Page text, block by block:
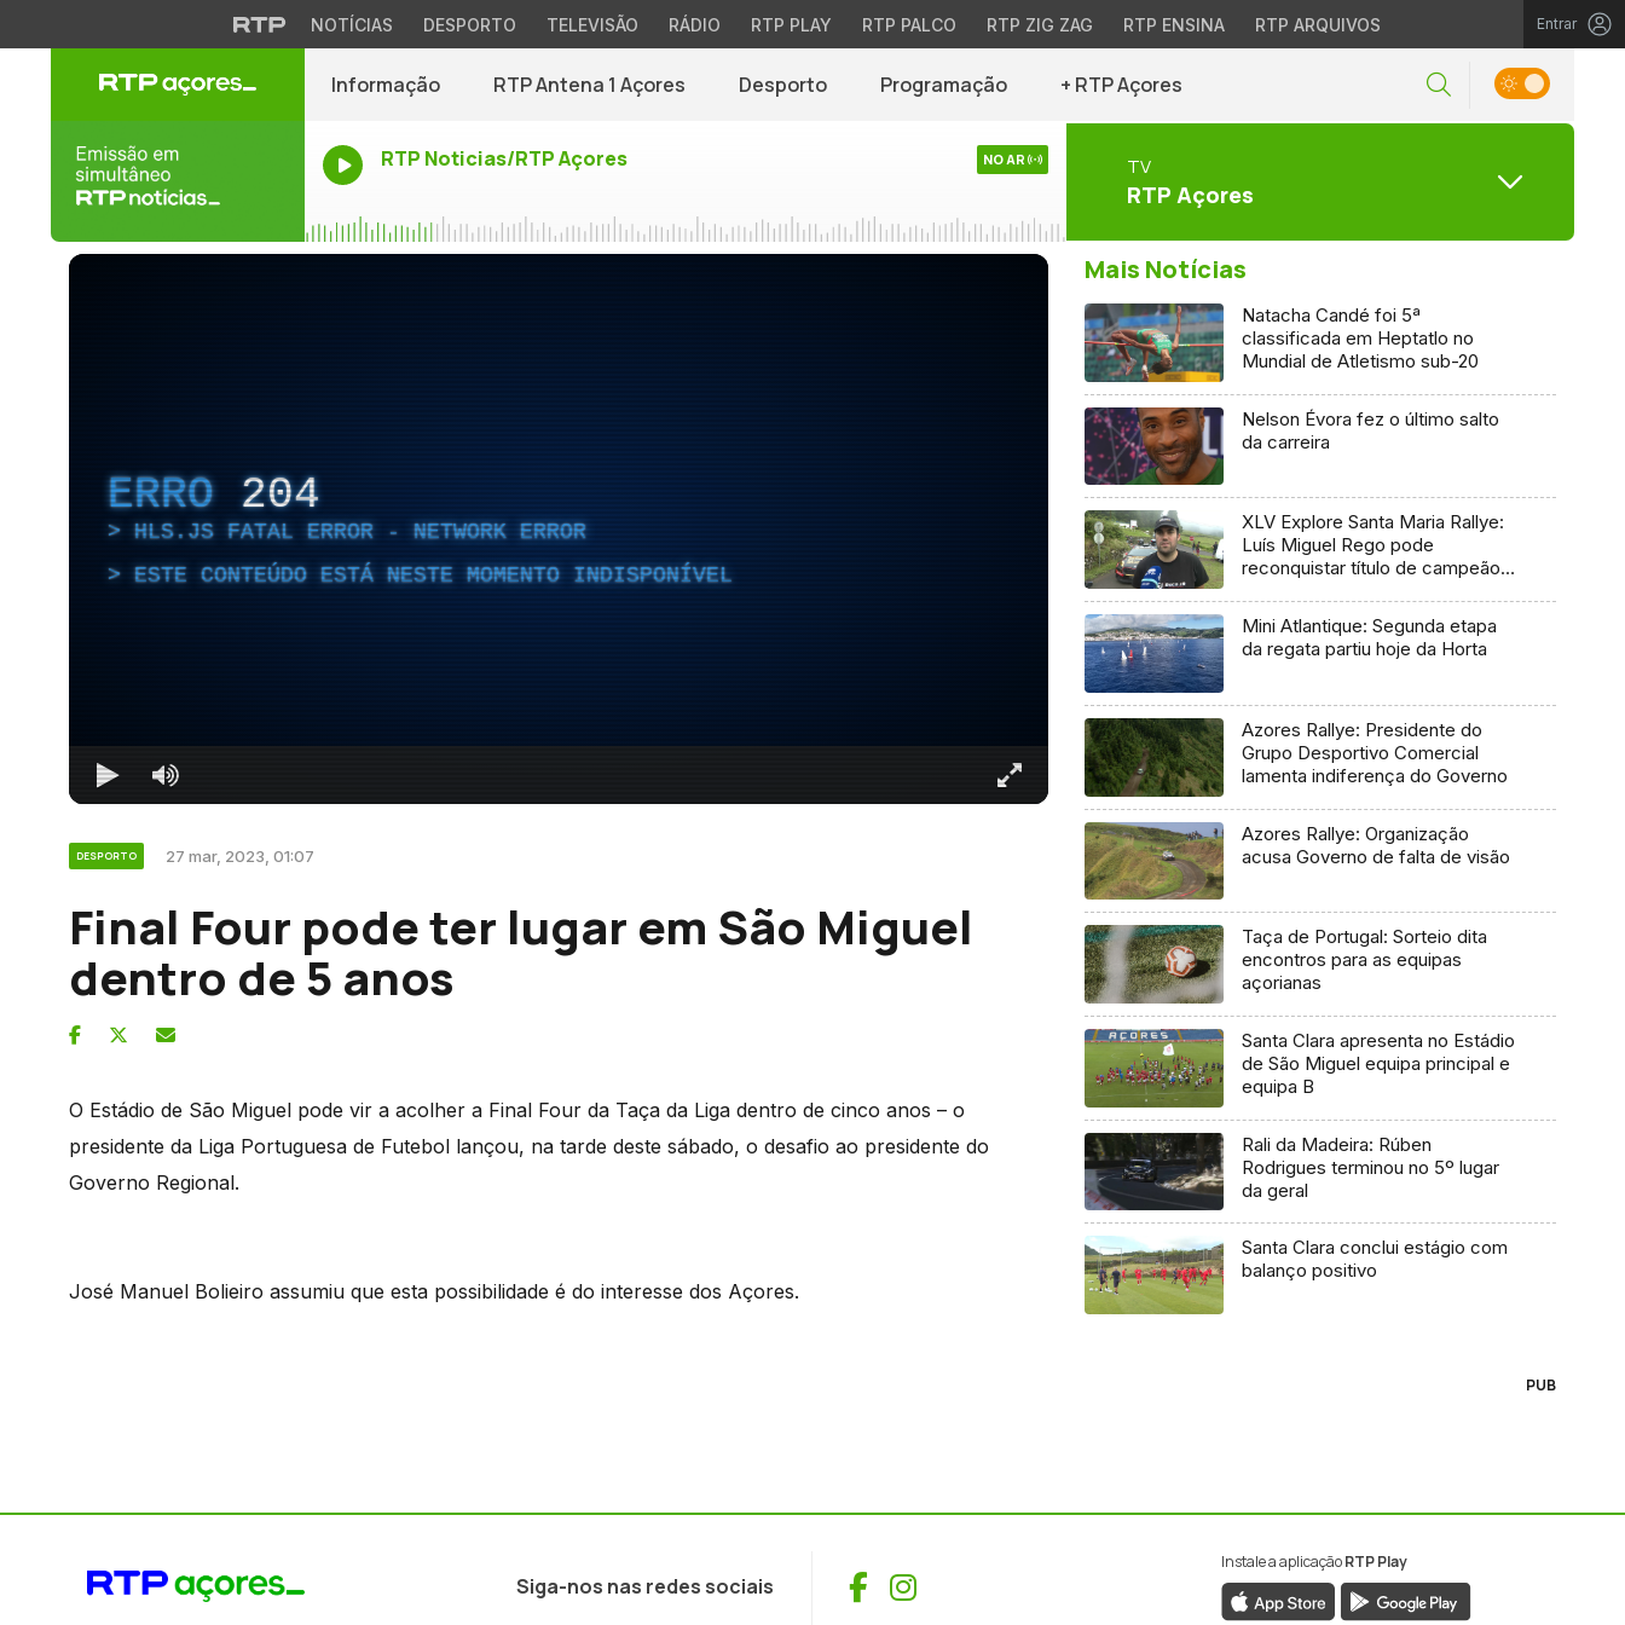
NOTÍCIAS DESPORTO TELEVISÃO RÁDIO RTP PLAY RTP PALCO RTP ZIG ZAG RTP ENSINA RTP ARQUIVOS Entrar
Informação RTP Antena 1 Açores Desporto Programação + RTP Açores
RTP Noticias/RTP Açores NO AR TV
RTP Açores
ERRO 204
HLS.JS FATAL ERROR - NETWORK ERROR
ESTE CONTEÚDO ESTÁ NESTE MOMENTO INDISPONÍVEL
DESPORTO 27 mar, 2023, 01:07
Final Four pode ter lugar em São Miguel
dentro de 5 anos
O Estádio de São Miguel pode vir a acolher a Final Four da Taça da Liga dentro de cinco anos – o
presidente da Liga Portuguesa de Futebol lançou, na tarde deste sábado, o desafio ao presidente do
Governo Regional.
José Manuel Bolieiro assumiu que esta possibilidade é do interesse dos Açores.
Mais Notícias
Natacha Candé foi 5ª
classificada em Heptatlo no
Mundial de Atletismo sub-20
Nelson Évora fez o último salto
da carreira
XLV Explore Santa Maria Rallye:
Luís Miguel Rego pode
reconquistar título de campeão
Mini Atlantique: Segunda etapa
da regata partiu hoje da Horta
Azores Rallye: Presidente do
Grupo Desportivo Comercial
lamenta indiferença do Governo
Azores Rallye: Organização
acusa Governo de falta de visão
Taça de Portugal: Sorteio dita
encontros para as equipas
açorianas
Santa Clara apresenta no Estádio
de São Miguel equipa principal e
equipa B
Rali da Madeira: Rúben
Rodrigues terminou no 5º lugar
da geral
Santa Clara conclui estágio com
balanço positivo
PUB
Siga-nos nas redes sociais Facebook
Instagram
Instale a aplicaçãoRTP Play